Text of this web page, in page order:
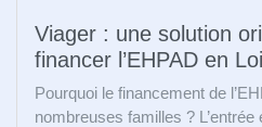
Viager : une solution
financer l’EHPAD en
Pourquoi le financement de
nombreuses familles ?